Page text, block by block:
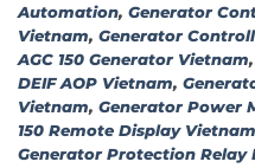
Automation, Generator
Vietnam, Generator
AGC 150 Generator Vietnam,
DEIF AOP Vietnam,
Vietnam, Generator Power
150 Remote Display Vietnam
Generator Protection Relay